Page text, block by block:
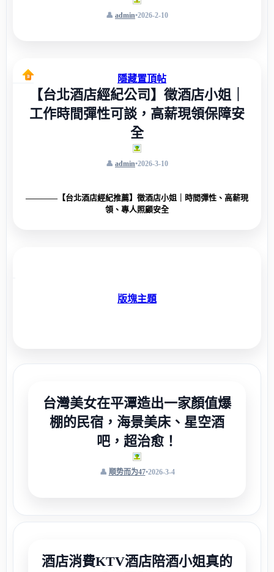
admin•2026-2-10
隱藏置頂帖
【台北酒店經紀公司】徵酒店小姐｜
工作時間彈性可談，高薪現領保障安
全
admin•2026-3-10
————【台北酒店經紀推薦】徵酒店小姐｜時間彈性、高薪現
領、專人照顧安全
版塊主題
台灣美女在平潭造出一家顏值爆
棚的民宿，海景美床、星空酒
吧，超治愈！
顺势而为47•2026-3-4
酒店消費KTV酒店陪酒小姐真的